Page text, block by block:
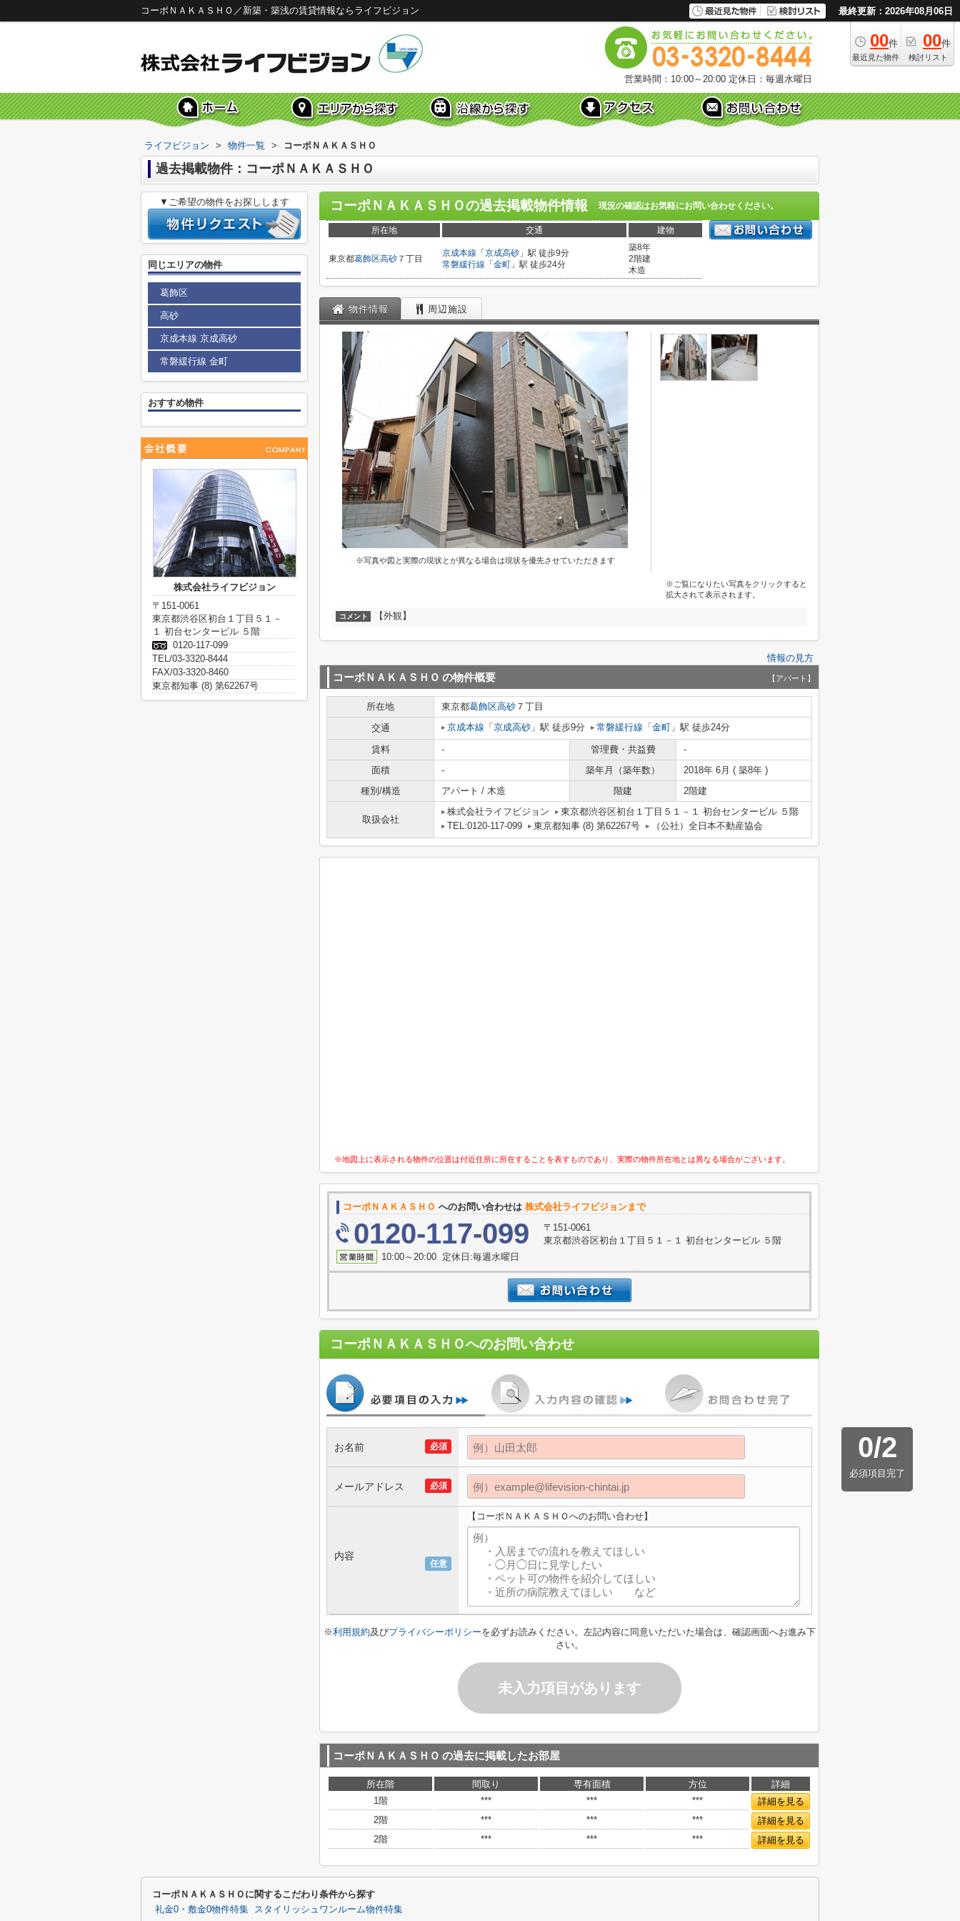
コーポＮＡＫＡＳＨＯ／新築・築浅の賃貸情報ならライフビジョン 最終更新：2026年08月06日
00件
最近見た物件
00件
検討リスト
営業時間：10:00～20:00 定休日：毎週水曜日
ライフビジョン > 物件一覧 > コーポＮＡＫＡＳＨＯ
過去掲載物件：コーポＮＡＫＡＳＨＯ
コーポＮＡＫＡＳＨＯの過去掲載物件情報 現況の確認はお気軽にお問い合わせください。
所在地 交通 建物
東京都葛飾区高砂 ７丁目
京成本線 「 京成高砂 」駅 徒歩9分
常磐緩行線 「 金町 」駅 徒歩24分
築8年
2階建
木造
物件情報 周辺施設
※写真や図と実際の現状とが異なる場合は現状を優先させていただきます
※ご覧になりたい写真をクリックすると
拡大されて表示されます。
コメント 【外観】
情報の見方
コーポＮＡＫＡＳＨＯ の物件概要 【アパート】
所在地 東京都葛飾区高砂 ７丁目
交通
京成本線 「 京成高砂 」駅 徒歩9分 常磐緩行線 「 金町 」駅 徒歩24分
賃料 - 管理費・共益費
-
面積
- 築年月（築年数）
2018年 6月 ( 築8年 )
種別/構造
アパート / 木造 階建 2階建
取扱会社
株式会社ライフビジョン
東京都渋谷区初台１丁目５１－１ 初台センタービル ５階
TEL:0120-117-099
東京都知事 (8) 第62267号 （公社）全日本不動産協会
※地図上に表示される物件の位置は付近住所に所在することを表すものであり、実際の物件所在地とは異なる場合がございます。
コーポＮＡＫＡＳＨＯ へのお問い合わせは 株式会社ライフビジョンまで
0120-117-099
〒151-0061
東京都渋谷区初台１丁目５１－１ 初台センタービル ５階
10:00～20:00 定休日:毎週水曜日
コーポＮＡＫＡＳＨＯへのお問い合わせ
0/2
必須項目完了
必須
お名前
必須
メールアドレス
任意
内容
【コーポＮＡＫＡＳＨＯへのお問い合わせ】
※利用規約及びプライバシーポリシーを必ずお読みください。左記内容に同意いただいた場合は、確認画面へお進み下
さい。
未入力項目があります
コーポＮＡＫＡＳＨＯ の過去に掲載したお部屋
所在階 間取り 専有面積 方位
詳細
1階
*** *** ***
詳細を見る
2階
*** *** ***
詳細を見る
2階
*** *** *** 詳細を見る
▼ご希望の物件をお探しします
同じエリアの物件
葛飾区
高砂
京成本線 京成高砂
常磐緩行線 金町
おすすめ物件
株式会社ライフビジョン
〒151-0061
東京都渋谷区初台１丁目５１－
１ 初台センタービル ５階
0120-117-099
TEL/03-3320-8444
FAX/03-3320-8460
東京都知事 (8) 第62267号
コーポＮＡＫＡＳＨＯに関するこだわり条件から探す
礼金0・敷金0物件特集 スタイリッシュワンルーム物件特集